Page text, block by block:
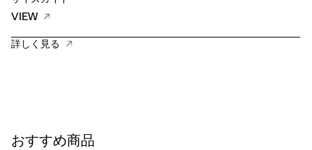
VIEW
詳しく見る
おすすめ商品